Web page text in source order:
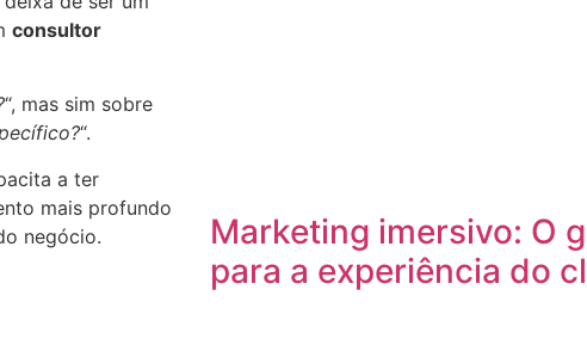
consultor
“, mas sim sobre
“.
a ter
mais profundo
negócio.
Marketing imersivo: O
para a experiência do